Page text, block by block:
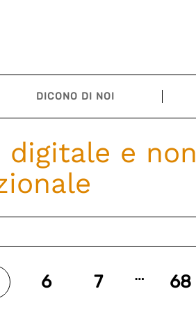
DICONO DI NOI
digitale e non
6 7 … 68